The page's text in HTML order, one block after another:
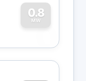
0.8
MW
0